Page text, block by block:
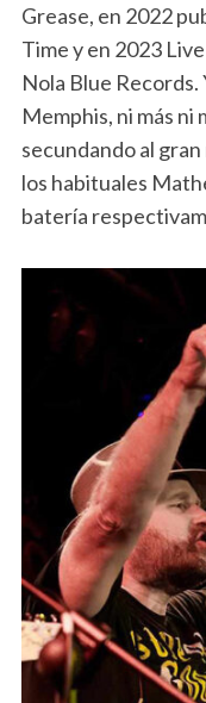
Grease, en 2022
Time y en 2023
Nola Blue Records.
Memphis, ni más ni
secundando al
los habituales
batería